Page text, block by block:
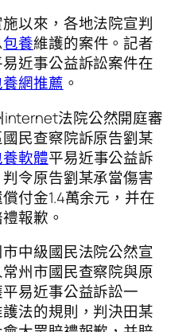
以來，各地法院宣判
包養維護的案件。記者
近事公益訴訟案件在
網推薦 。
internet法院公然開庭審
民查察院訴原告劉某
軟體平易近事公益訴
令原告劉某承當傷害
付金1.4萬余元，并在
報歉。
中級國民法院公然宣
州市國民查察院與原
易近事公益訴訟一
法的規則，判決田某